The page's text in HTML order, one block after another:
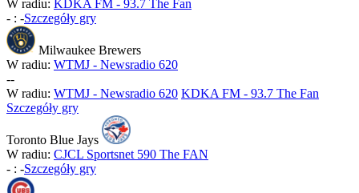
W radiu: KDKA FM - 93.7 The Fan
- : -Szczegóły gry
Milwaukee Brewers
W radiu: WTMJ - Newsradio 620
--
W radiu: WTMJ - Newsradio 620 KDKA FM - 93.7 The Fan
Szczegóły gry
Toronto Blue Jays
W radiu: CJCL Sportsnet 590 The FAN
- : -Szczegóły gry